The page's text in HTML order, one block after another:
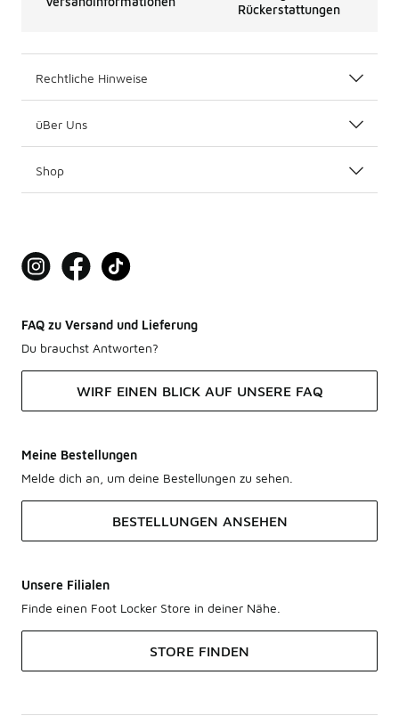
Rückerstattungen
Rechtliche Hinweise
üBer Uns
Shop
FAQ zu Versand und Lieferung
Du brauchst Antworten?
WIRF EINEN BLICK AUF UNSERE FAQ
Meine Bestellungen
Melde dich an, um deine Bestellungen zu sehen.
BESTELLUNGEN ANSEHEN
Unsere Filialen
Finde einen Foot Locker Store in deiner Nähe.
STORE FINDEN